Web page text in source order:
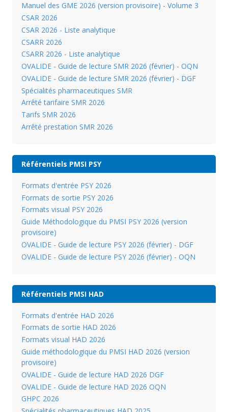
Manuel des GME 2026 (version provisoire) - Volume 3
CSAR 2026
CSAR 2026 - Liste analytique
CSARR 2026
CSARR 2026 - Liste analytique
OVALIDE - Guide de lecture SMR 2026 (février) - OQN
OVALIDE - Guide de lecture SMR 2026 (février) - DGF
Spécialités pharmaceutiques SMR
Arrêté tarifaire SMR 2026
Tarifs SMR 2026
Arrêté prestation SMR 2026
Référentiels PMSI PSY
Formats d'entrée PSY 2026
Formats de sortie PSY 2026
Formats visual PSY 2026
Guide Méthodologique du PMSI PSY 2026 (version
provisoire)
OVALIDE - Guide de lecture PSY 2026 (février) - DGF
OVALIDE - Guide de lecture PSY 2026 (février) - OQN
Référentiels PMSI HAD
Formats d'entrée HAD 2026
Formats de sortie HAD 2026
Formats visual HAD 2026
Guide méthodologique du PMSI HAD 2026 (version
provisoire)
OVALIDE - Guide de lecture HAD 2026 DGF
OVALIDE - Guide de lecture HAD 2026 OQN
GHPC 2026